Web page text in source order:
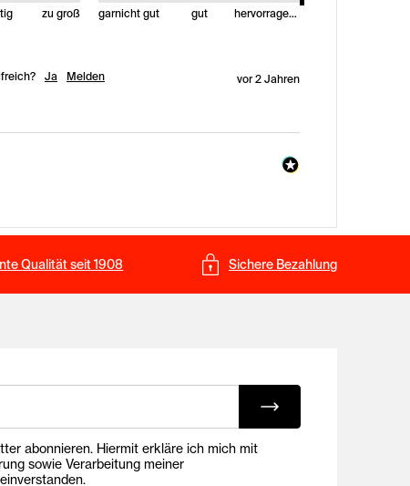
zu groß garnicht gut gut hervorragend
Ja Melden vor 2 Jahren
Qualität seit 1908 Sichere Bezahlung
E-Mails
Hiermit erkläre ich mich mit
sowie Verarbeitung meiner